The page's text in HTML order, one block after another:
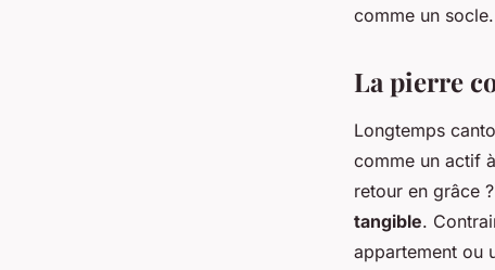
comme un socle.
La pierre
Longtemps
comme un actif
retour en grâce
tangible.
appartement ou